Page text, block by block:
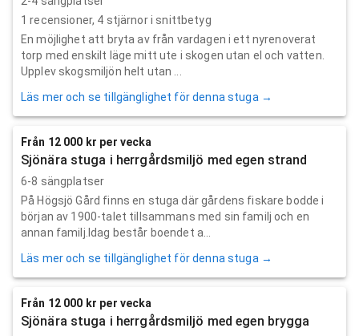
1 recensioner, 4 stjärnor i snittbetyg
En möjlighet att bryta av från vardagen i ett nyrenoverat
torp med enskilt läge mitt ute i skogen utan el och vatten.
Upplev skogsmiljön helt utan ...
Läs mer och se tillgänglighet för denna stuga →
Från 12 000 kr per vecka
Sjönära stuga i herrgårdsmiljö med egen strand
6-8 sängplatser
På Högsjö Gård finns en stuga där gårdens fiskare bodde i
början av 1900-talet tillsammans med sin familj och en
annan familj.Idag består boendet a...
Läs mer och se tillgänglighet för denna stuga →
Från 12 000 kr per vecka
Sjönära stuga i herrgårdsmiljö med egen brygga